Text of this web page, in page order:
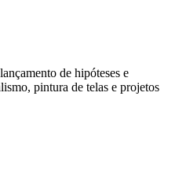
de hipóteses e
pintura de telas e projetos